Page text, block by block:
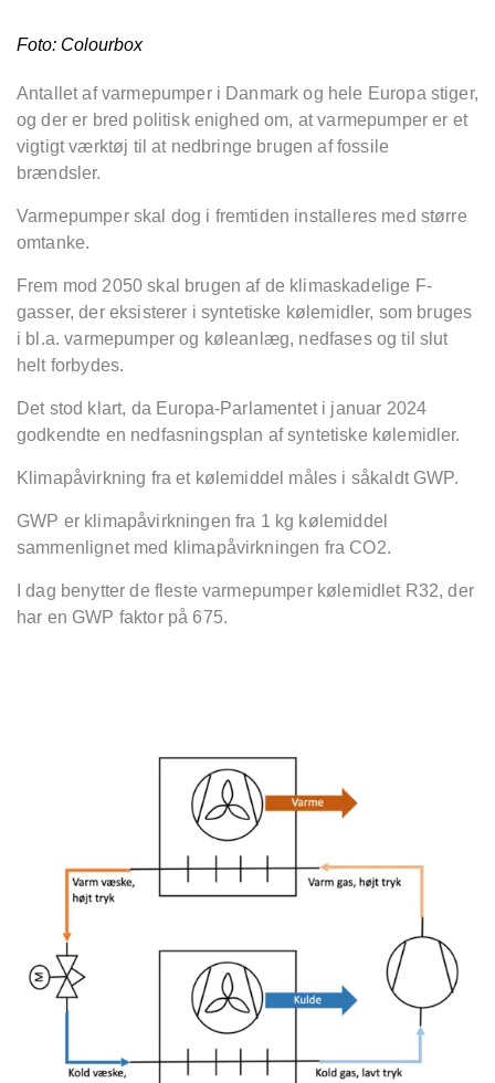
Foto: Colourbox
Antallet af varmepumper i Danmark og hele Europa stiger,
og der er bred politisk enighed om, at varmepumper er et
vigtigt værktøj til at nedbringe brugen af fossile
brændsler.
Varmepumper skal dog i fremtiden installeres med større
omtanke.
Frem mod 2050 skal brugen af de klimaskadelige F-
gasser, der eksisterer i syntetiske kølemidler, som bruges
i bl.a. varmepumper og køleanlæg, nedfases og til slut
helt forbydes.
Det stod klart, da Europa-Parlamentet i januar 2024
godkendte en nedfasningsplan af syntetiske kølemidler.
Klimapåvirkning fra et kø lemiddel måles i såkaldt GWP.
GWP er klimapåvirkningen fra 1 kg kølemiddel
sammenlignet med klimapåvirkningen fra CO2.
I dag benytter de fleste varmepumper kølemidlet R32, der
har en GWP faktor på 675.